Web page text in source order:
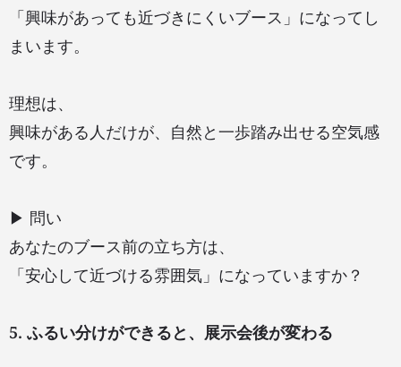
「興味があっても近づきにくいブース」になってし
まいます。
理想は、
興味がある人だけが、自然と一歩踏み出せる空気感
です。
▶ 問い
あなたのブース前の立ち方は、
「安心して近づける雰囲気」になっていますか？
5. ふるい分けができると、展示会後が変わる